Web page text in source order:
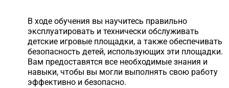
В ходе обучения вы научитесь правильно
эксплуатировать и технически обслуживать
детские игровые площадки, а также обеспечивать
безопасность детей, использующих эти площадки.
Вам предоставятся все необходимые знания и
навыки, чтобы вы могли выполнять свою работу
эффективно и безопасно.